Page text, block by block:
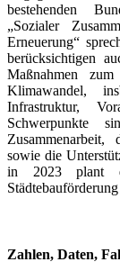
bestehenden
„Sozialer
Erneuerung“
berücksichtigen
Maßnahmen
Klimawandel,
Infrastruktur,
Schwerpunkte
Zusammenarbeit,
sowie die
in 2023 plant
Zahlen, Daten,